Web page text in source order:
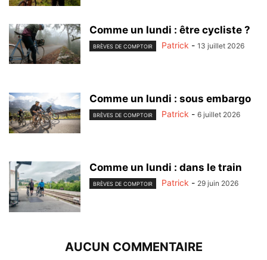
Comme un lundi : être cycliste ?
BRÈVES DE COMPTOIR Patrick - 13 juillet 2026
Comme un lundi : sous embargo
BRÈVES DE COMPTOIR Patrick - 6 juillet 2026
Comme un lundi : dans le train
BRÈVES DE COMPTOIR Patrick - 29 juin 2026
AUCUN COMMENTAIRE